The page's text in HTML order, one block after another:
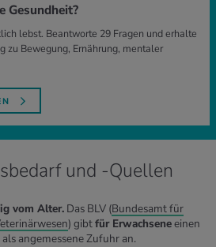
Gesundheit?
lebst. Beantworte 29 Fragen und erhalte
zu Bewegung, Ernährung, mentaler
und -Quellen
vom Alter. Das BLV (Bundesamt für
) gibtfür Erwachseneeinen
angemessene Zufuhr an.